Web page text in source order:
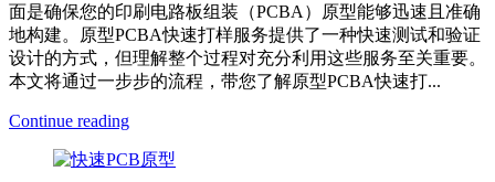
面是确保您的印刷电路板组装（PCBA）原型能够迅速且准确
地构建。原型PCBA快速打样服务提供了一种快速测试和验证
设计的方式，但理解整个过程对充分利用这些服务至关重要。
本文将通过一步步的流程，带您了解原型PCBA快速打...
Continue reading